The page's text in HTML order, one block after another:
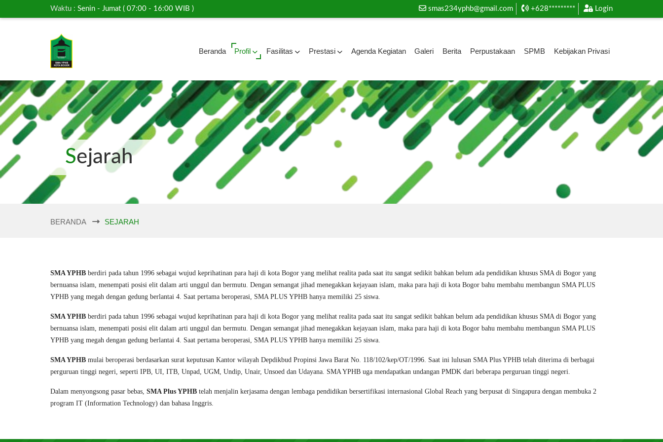
Waktu : Senin - Jumat ( 07:00 - 16:00 WIB ) smas234yphb@gmail.com +628********* Login
Beranda Profil Fasilitas Prestasi Agenda Kegiatan Galeri Berita Perpustakaan SPMB Kebijakan Privasi
Sejarah
BERANDA SEJARAH
SMA YPHB berdiri pada tahun 1996 sebagai wujud keprihatinan para haji di kota Bogor yang melihat realita pada saat itu sangat sedikit bahkan belum ada pendidikan khusus SMA di Bogor yang
bernuansa islam, menempati posisi elit dalam arti unggul dan bermutu. Dengan semangat jihad menegakkan kejayaan islam, maka para haji di kota Bogor bahu membahu membangun SMA PLUS
YPHB yang megah dengan gedung berlantai 4. Saat pertama beroperasi, SMA PLUS YPHB hanya memiliki 25 siswa.
SMA YPHB berdiri pada tahun 1996 sebagai wujud keprihatinan para haji di kota Bogor yang melihat realita pada saat itu sangat sedikit bahkan belum ada pendidikan khusus SMA di Bogor yang
bernuansa islam, menempati posisi elit dalam arti unggul dan bermutu. Dengan semangat jihad menegakkan kejayaan islam, maka para haji di kota Bogor bahu membahu membangun SMA PLUS
YPHB yang megah dengan gedung berlantai 4. Saat pertama beroperasi, SMA PLUS YPHB hanya memiliki 25 siswa.
SMA YPHB mulai beroperasi berdasarkan surat keputusan Kantor wilayah Depdikbud Propinsi Jawa Barat No. 118/102/kep/OT/1996. Saat ini lulusan SMA Plus YPHB telah diterima di berbagai
perguruan tinggi negeri, seperti IPB, UI, ITB, Unpad, UGM, Undip, Unair, Unsoed dan Udayana. SMA YPHB uga mendapatkan undangan PMDK dari beberapa perguruan tinggi negeri.
Dalam menyongsong pasar bebas, SMA Plus YPHB telah menjalin kerjasama dengan lembaga pendidikan bersertifikasi internasional Global Reach yang berpusat di Singapura dengan membuka 2
program IT (Information Technology) dan bahasa Inggris.